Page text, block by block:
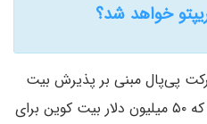
خواهد شد؟
پی‌پال مبنی بر پذیرش بیت
کوین، شرکت اسکوئر اعلام نمود که ۵۰ میلیون دلار بیت کوین برای